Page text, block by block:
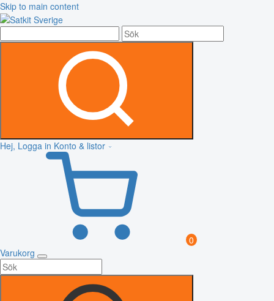
Skip to main content
Hej, Logga in Konto & listor
0
Varukorg